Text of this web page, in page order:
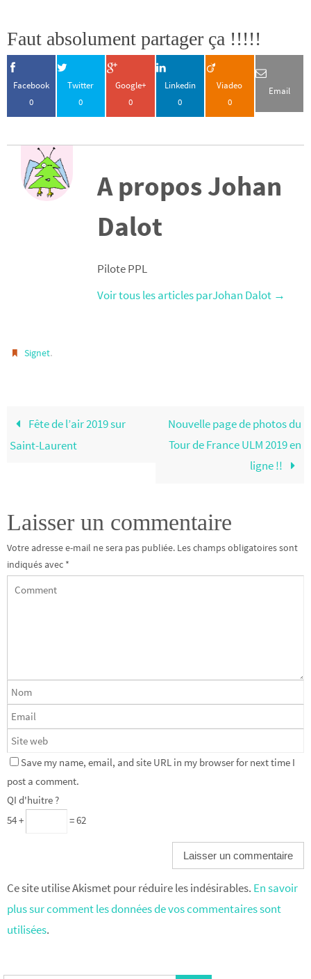
Faut absolument partager ça !!!!!
Facebook
0
Twitter
0
Google+
0
Linkedin
0
Viadeo
0
Email
A propos Johan
Dalot
Pilote PPL
Voir tous les articles parJohan Dalot →
Signet.
Fête de l’air 2019 sur
Saint-Laurent
Nouvelle page de photos du
Tour de France ULM 2019 en
ligne !!
Laisser un commentaire
Votre adresse e-mail ne sera pas publiée. Les champs obligatoires sont
indiqués avec *
Save my name, email, and site URL in my browser for next time I
post a comment.
QI d'huitre ?
54 +
= 62
Ce site utilise Akismet pour réduire les indésirables. En savoir
plus sur comment les données de vos commentaires sont
utilisées.